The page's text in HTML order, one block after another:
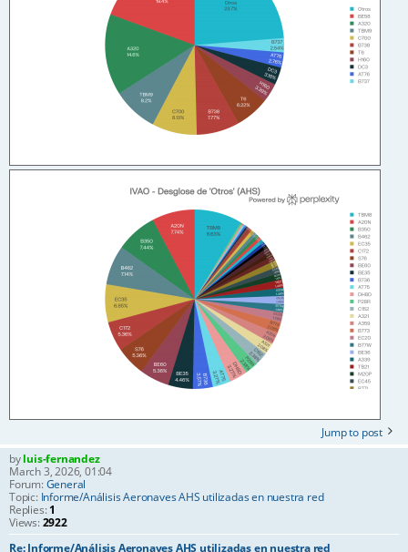
Jump to post
byluis-fernandez
March 3, 2026, 01:04
Forum:General
Topic: Informe/Análisis Aeronaves AHS utilizadas en nuestra red
Replies:1
Views:2922
Re: Informe/Análisis Aeronaves AHS utilizadas en nuestra red